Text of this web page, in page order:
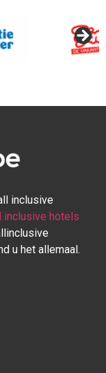
inclusive
inclusive hotels
u het allemaal.